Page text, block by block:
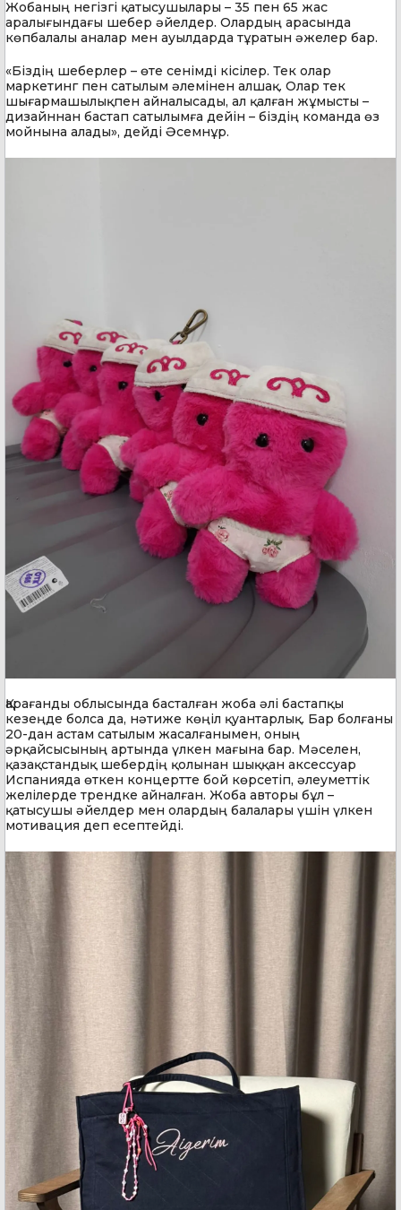
Жобаның негізгі қатысушылары – 35 пен 65 жас
аралығындағы шебер әйелдер. Олардың арасында
көпбалалы аналар мен ауылдарда тұратын әжелер бар.
«Біздің шеберлер – өте сенімді кісілер. Тек олар
маркетинг пен сатылым әлемінен алшақ. Олар тек
шығармашылықпен айналысады, ал қалған жұмысты –
дизайннан бастап сатылымға дейін – біздің команда өз
мойнына алады», дейді Әсемнұр.
Қарағанды облысында басталған жоба әлі бастапқы
кезеңде болса да, нәтиже көңіл қуантарлық. Бар болғаны
20-дан астам сатылым жасалғанымен, оның
әрқайсысының артында үлкен мағына бар. Мәселен,
қазақстандық шебердің қолынан шыққан аксессуар
Испанияда өткен концертте бой көрсетіп, әлеуметтік
желілерде трендке айналған. Жоба авторы бұл –
қатысушы әйелдер мен олардың балалары үшін үлкен
мотивация деп есептейді.